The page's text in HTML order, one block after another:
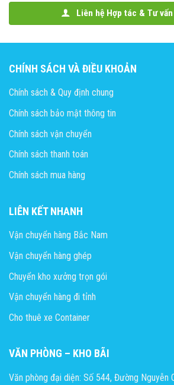
Liên hệ Hợp tác & Tư
CHÍNH SÁCH VÀ ĐIỀU KHOẢN
Chính sách & Quy định chung
Chính sách bảo mật thông tin
Chính sách vận chuyển
Chính sách thanh toán
Chính sách mua hàng
LIÊN KẾT NHANH
Vận chuyển hàng Bắc Nam
Vận chuyển hàng ghép
Chuyển kho xưởng trọn gói
Vận chuyển hàng đi tỉnh
Cho thuê xe Container
VĂN PHÒNG – KHO BÃI
Văn phòng đại diện: Số 544, Đường Nguyễn